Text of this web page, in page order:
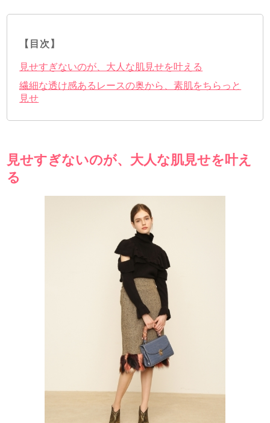
【目次】
見せすぎないのが、大人な肌見せを叶える
繊細な透け感あるレースの奥から、素肌をちらっと
見せ
見せすぎないのが、大人な肌見せを叶え
る